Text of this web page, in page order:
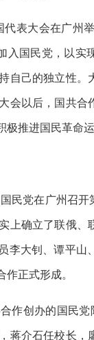
表大会在广州
入国民党，以实
自己的独立性
会以后，国共
极推进国民革命
民党在广州召开
上确立了联俄
李大钊、谭平山
正式形成。
作创办的国民
蒋介石任校长